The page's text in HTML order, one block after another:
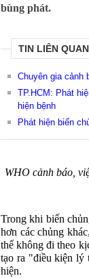
bùng phát.
TIN LIÊN QUAN
Chuyên gia cảnh
TP.HCM: Phát
hiện bệnh
Phát hiện biến
WHO cảnh báo,
Trong khi biến
hơn các chủng
thể không đi theo
tạo ra "điều kiện lý
hiện.